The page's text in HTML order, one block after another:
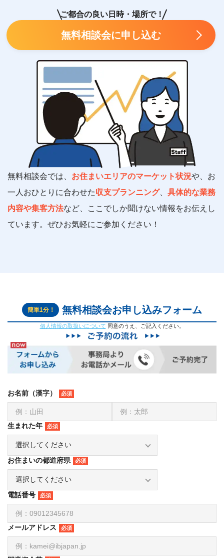
ご都合の良い日時・場所で！
無料相談会に申し込む
無料相談会では、 お住まいエリアのマーケット状況や、お
一人おひとりに合わせた収支プランニング、 具体的な業務
内容や集客方法など、ここでしか聞けない情報をお伝えし
ています。ぜひお気軽にご参加ください！
簡単1分！ 無料相談会お申し込みフォーム
個人情報の取扱いについて 同意のうえ、ご記入ください。
お名前（漢字）
生まれた年
お住まいの都道府県
電話番号
メールアドレス